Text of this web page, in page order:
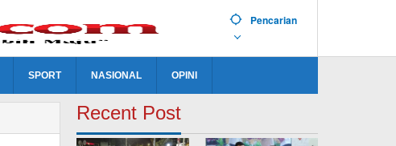
Pencarian
SPORT NASIONAL OPINI
Recent Post